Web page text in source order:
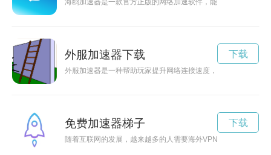
海鸥加速器是一款官方正版的网络加速软件，能够提高网络连
外服加速器下载
外服加速器是一种帮助玩家提升网络连接速度，降低延迟的神
下载
免费加速器梯子
随着互联网的发展，越来越多的人需要海外VPN加速梯子来更
下载